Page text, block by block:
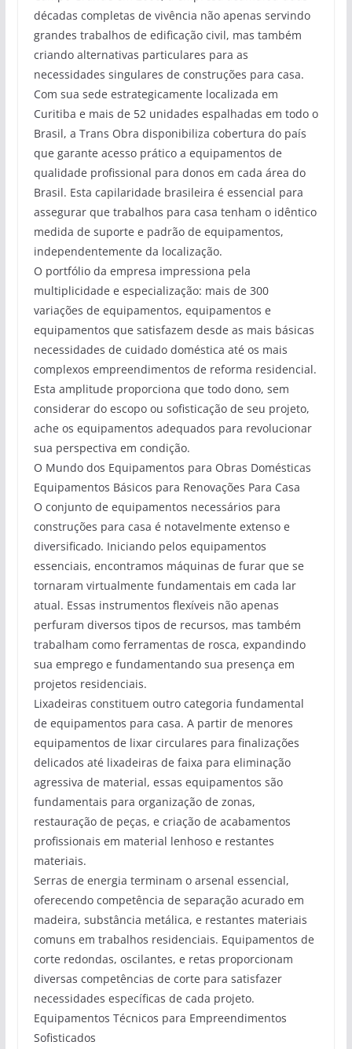
décadas completas de vivência não apenas servindo
grandes trabalhos de edificação civil, mas também
criando alternativas particulares para as
necessidades singulares de construções para casa.
Com sua sede estrategicamente localizada em
Curitiba e mais de 52 unidades espalhadas em todo o
Brasil, a Trans Obra disponibiliza cobertura do país
que garante acesso prático a equipamentos de
qualidade profissional para donos em cada área do
Brasil. Esta capilaridade brasileira é essencial para
assegurar que trabalhos para casa tenham o idêntico
medida de suporte e padrão de equipamentos,
independentemente da localização.
O portfólio da empresa impressiona pela
multiplicidade e especialização: mais de 300
variações de equipamentos, equipamentos e
equipamentos que satisfazem desde as mais básicas
necessidades de cuidado doméstica até os mais
complexos empreendimentos de reforma residencial.
Esta amplitude proporciona que todo dono, sem
considerar do escopo ou sofisticação de seu projeto,
ache os equipamentos adequados para revolucionar
sua perspectiva em condição.
O Mundo dos Equipamentos para Obras Domésticas
Equipamentos Básicos para Renovações Para Casa
O conjunto de equipamentos necessários para
construções para casa é notavelmente extenso e
diversificado. Iniciando pelos equipamentos
essenciais, encontramos máquinas de furar que se
tornaram virtualmente fundamentais em cada lar
atual. Essas instrumentos flexíveis não apenas
perfuram diversos tipos de recursos, mas também
trabalham como ferramentas de rosca, expandindo
sua emprego e fundamentando sua presença em
projetos residenciais.
Lixadeiras constituem outro categoria fundamental
de equipamentos para casa. A partir de menores
equipamentos de lixar circulares para finalizações
delicados até lixadeiras de faixa para eliminação
agressiva de material, essas equipamentos são
fundamentais para organização de zonas,
restauração de peças, e criação de acabamentos
profissionais em material lenhoso e restantes
materiais.
Serras de energia terminam o arsenal essencial,
oferecendo competência de separação acurado em
madeira, substância metálica, e restantes materiais
comuns em trabalhos residenciais. Equipamentos de
corte redondas, oscilantes, e retas proporcionam
diversas competências de corte para satisfazer
necessidades específicas de cada projeto.
Equipamentos Técnicos para Empreendimentos
Sofisticados